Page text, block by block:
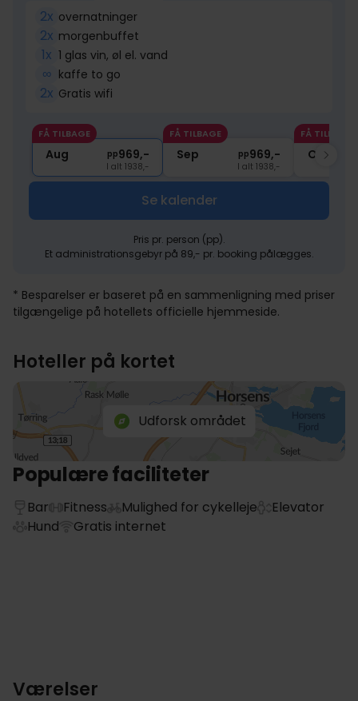
2x overnatninger
2x morgenbuffet
1x 1 glas vin, øl el. vand
∞ kaffe to go
2x Gratis wifi
FÅ TILBAGE
Aug pp969,-
I alt 1938,-
FÅ TILBAGE
Sep pp969,-
I alt 1938,-
FÅ TILBAGE
Okt
Se kalender
Pris pr. person (pp).
Et administrationsgebyr på 89,- pr. booking pålægges.
* Besparelser er baseret på en sammenligning med priser
tilgængelige på hotellets officielle hjemmeside.
Hoteller på kortet
Udforsk området
Populære faciliteter
Bar Fitness Mulighed for cykelleje
Elevator
Hund
Gratis internet
Værelser